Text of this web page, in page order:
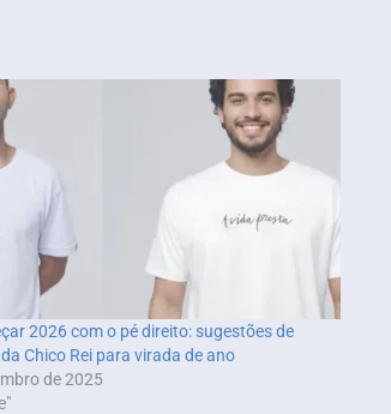
2026 com o pé direito: sugestões de
Chico Rei para virada de ano
de 2025